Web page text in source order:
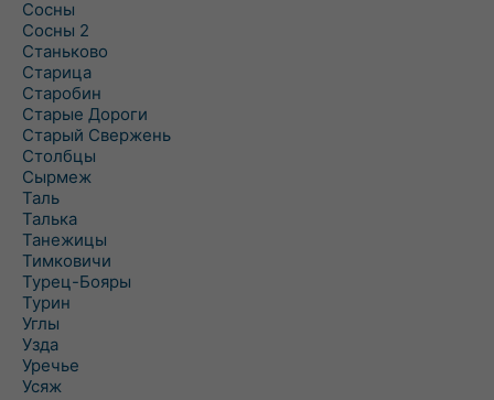
Сосны
Сосны 2
Станьково
Старица
Старобин
Старые Дороги
Старый Свержень
Столбцы
Сырмеж
Таль
Талька
Танежицы
Тимковичи
Турец-Бояры
Турин
Углы
Узда
Уречье
Усяж